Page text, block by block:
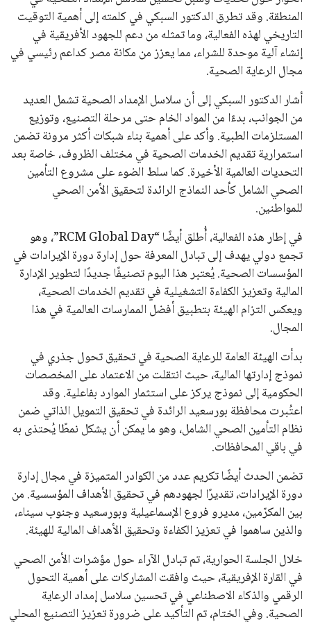
عمر إبراهيم
يبدو أن السويسري جياني إنفانتينو في طريقه للاحتفاظ بمنصبه
كرئيس للاتحاد الدولي لكرة القدم “فيفا” لفترة رابعة، بعد أن حصل
على تأييد واسع من أكثر من 200 اتحاد وطني من أصل 211 في
الجمعية العمومية. مما يعزز فرصته للفوز في الانتخابات المقررة عام
2027، ويجعله المرشح الأكثر حظًا حتى الآن.
هذا الدعم الواسع يأتي على الرغم من الانتقادات التي وجهت
لإنفانتينو في الآونة الأخيرة. حتى الآن، لم يتقدم أي مرشح منافس
في السباق الانتخابي، ولم تتمكن الأصوات المعارضة من التوصل إلى
اسم يوازن موقف إنفانتينو، قبل انتهاء فترة الترشح في نوفمبر
المقبل.
يعتمد إنفانتينو على قاعدة دعم قوية من الاتحادات القارية المختلفة،
بما في ذلك الاتحاد الأفريقي والآسيوي، بالإضافة إلى دعم غالبية
اتحادات أمريكا الجنوبية والكونكاكاف. وقد ساهمت مجموعة من
القرارات التي اتخذها في زيادة الموارد المالية لهذه الاتحادات، فضلاً
عن رفع عدد الفرق المشاركة في كأس العالم، وإطلاق بطولات دولية
جديدة تحت مظلة “فيفا”.
على الجانب الآخر، تتركز المعارضة بشكل ملحوظ داخل القارة
الأوروبية، حيث ارتفعت حدة الانتقادات الموجهة إلى إنفانتينو
بسبب التوسع المستمر في البطولات الدولية وأثر ذلك على الجدول